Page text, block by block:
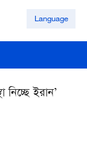
Language
ইরান’